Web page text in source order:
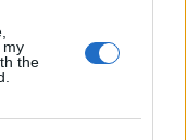
my
the